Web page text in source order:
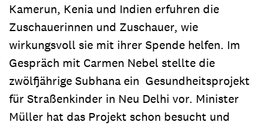
Kamerun, Kenia und Indien erfuhren die
Zuschauerinnen und Zuschauer, wie
wirkungsvoll sie mit ihrer Spende helfen. Im
Gespräch mit Carmen Nebel stellte die
zwölfjährige Subhana ein Gesundheitsprojekt
für Straßenkinder in Neu Delhi vor. Minister
Müller hat das Projekt schon besucht und